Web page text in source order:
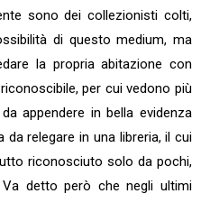
sono dei collezionisti colti,
di questo medium, ma
la propria abitazione con
per cui vedono più
appendere in bella evidenza
relegare in una libreria, il cui
riconosciuto solo da pochi,
detto però che negli ultimi